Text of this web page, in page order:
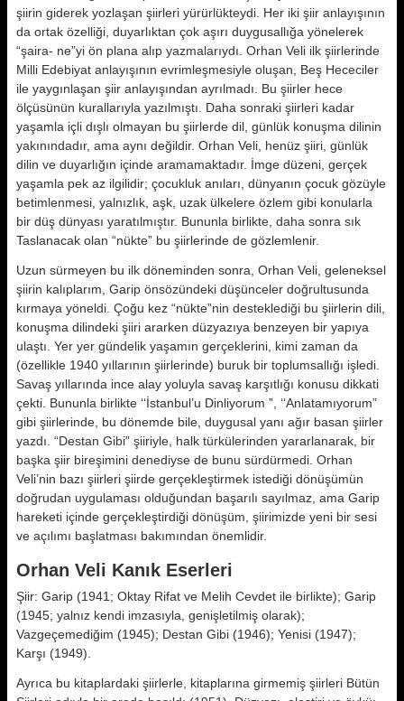
şiirin giderek yozlaşan şiir­leri yürürlükteydi. Her iki şiir anlayı­şının
da ortak özelliği, duyarlıktan çok aşırı duygusallığa yönelerek
“şaira- ne”yi ön plana alıp yazmalarıydı. Orhan Veli ilk şiirlerinde
Milli Edebi­yat anlayışının evrimleşmesiyle olu­şan, Beş Hececiler
ile yaygınlaşan şi­ir anlayışından ayrılmadı. Bu şiir­ler hece
ölçüsünün kurallarıyla yazılmıştı. Daha sonraki şiirleri ka­dar
yaşamla içli dışlı olmayan bu şi­irlerde dil, günlük konuşma dilinin
ya­kınındadır, ama aynı değildir. Orhan Veli, henüz şiiri, günlük
dilin ve du­yarlığın içinde aramamaktadır. İmge düzeni, gerçek
yaşamla pek az ilgili­dir; çocukluk anıları, dünyanın çocuk gözüyle
betimlenmesi, yalnızlık, aşk, uzak ülkelere özlem gibi konularla
bir düş dünyası yaratılmıştır. Bununla birlikte, daha sonra sık
Taslanacak olan “nükte” bu şiirlerinde de gözlem­lenir.
Uzun sürmeyen bu ilk döneminden sonra, Orhan Veli, geleneksel
şiirin kalıplarım, Garip önsözündeki düşün­celer doğrultusunda
kırmaya yöneldi. Çoğu kez “nükte”nin desteklediği bu şiirlerin dili,
konuşma dilindeki şiiri ararken düzyazıya benzeyen bir yapı­ya
ulaştı. Yer yer gündelik yaşamın gerçeklerini, kimi zaman da
(özellikle 1940 yıllarının şiirlerinde) buruk bir toplumsallığı işledi.
Savaş yıllarında ince alay yoluyla savaş karşıtlığı ko­nusu dikkati
çekti. Bununla birlikte ‘‘İstanbul’u Dinliyorum ”, ‘‘Anlatamıyorum”
gibi şiirlerinde, bu dönemde bile, duygusal yanı ağır basan şiirler
yazdı. “Destan Gibi” şiiriyle, halk türkülerinden yararlanarak, bir
baş­ka şiir bireşimini denediyse de bunu sürdürmedi. Orhan
Veli’nin bazı şiirleri şiirde ger­çekleştirmek istediği dönüşümün
doğ­rudan uygulaması olduğundan başa­rılı sayılmaz, ama Garip
hareketi için­de gerçekleştirdiği dönüşüm, şiirimiz­de yeni bir sesi
ve açılımı başlatması bakımından önemlidir.
Orhan Veli Kanık Eserleri
Şiir: Garip (1941; Oktay Rifat ve Me­lih Cevdet ile birlikte); Garip
(1945; yalnız kendi imzasıyla, genişletilmiş olarak);
Vazgeçemediğim (1945); Des­tan Gibi (1946); Yenisi (1947);
Karşı (1949).
Ayrıca bu kitaplardaki şiirlerle, ki­taplarına girmemiş şiirleri Bütün